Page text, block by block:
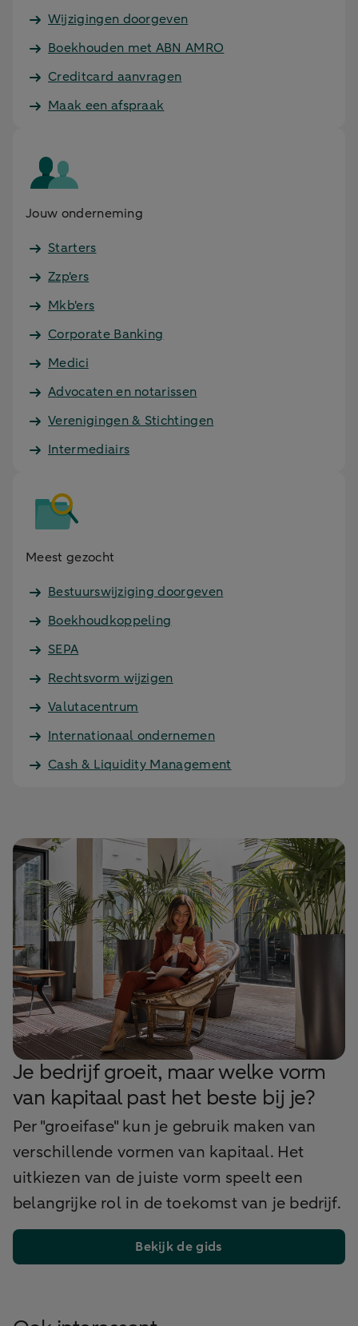
Wijzigingen doorgeven
Boekhouden met ABN AMRO
Creditcard aanvragen
Maak een afspraak
Jouw onderneming
Starters
Zzp'ers
Mkb'ers
Corporate Banking
Medici
Advocaten en notarissen
Verenigingen & Stichtingen
Intermediairs
Meest gezocht
Bestuurswijziging doorgeven
Boekhoudkoppeling
SEPA
Rechtsvorm wijzigen
Valutacentrum
Internationaal ondernemen
Cash & Liquidity Management
Je bedrijf groeit, maar welke vorm
van kapitaal past het beste bij je?
Per "groeifase" kun je gebruik maken van
verschillende vormen van kapitaal. Het
uitkiezen van de juiste vorm speelt een
belangrijke rol in de toekomst van je bedrijf.
Bekijk de gids